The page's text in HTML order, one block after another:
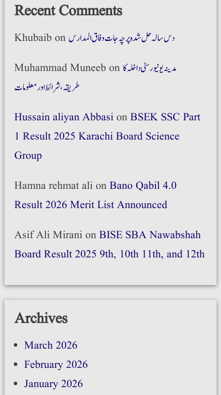
Recent Comments
Khubaibonدس سالہ حل شدہ پرچہ جات وفاق المدارس
Muhammad Muneebon مدینہ یونیورسٹی داخلہ کا
طریقہ،شرائط اور معلومات
Hussain aliyan AbbasionBSEK SSC Part
1 Result 2025 Karachi Board Science
Group
Hamna rehmat alionBano Qabil 4.0
Result 2026 Merit List Announced
Asif Ali MiranionBISE SBA Nawabshah
Board Result 2025 9th, 10th 11th, and 12th
Archives
March 2026
February 2026
January 2026